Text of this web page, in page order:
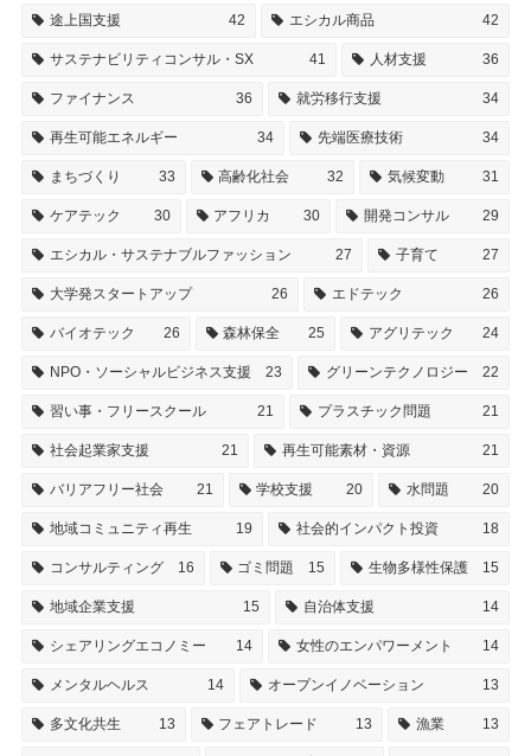
途上国支援 42 エシカル商品 42
サステナビリティコンサル・SX 41 人材支援 36
ファイナンス 36 就労移行支援 34
再生可能エネルギー 34 先端医療技術 34
まちづくり 33 高齢化社会 32 気候変動 31
ケアテック 30 アフリカ 30 開発コンサル 29
エシカル・サステナブルファッション 27 子育て 27
大学発スタートアップ 26 エドテック 26
バイオテック 26 森林保全 25 アグリテック 24
NPO・ソーシャルビジネス支援 23 グリーンテクノロジー 22
習い事・フリースクール 21 プラスチック問題 21
社会起業家支援 21 再生可能素材・資源 21
バリアフリー社会 21 学校支援 20 水問題 20
地域コミュニティ再生 19 社会的インパクト投資 18
コンサルティング 16 ゴミ問題 15 生物多様性保護 15
地域企業支援 15 自治体支援 14
シェアリングエコノミー 14 女性のエンパワーメント 14
メンタルヘルス 14 オープンイノベーション 13
多文化共生 13 フェアトレード 13 漁業 13